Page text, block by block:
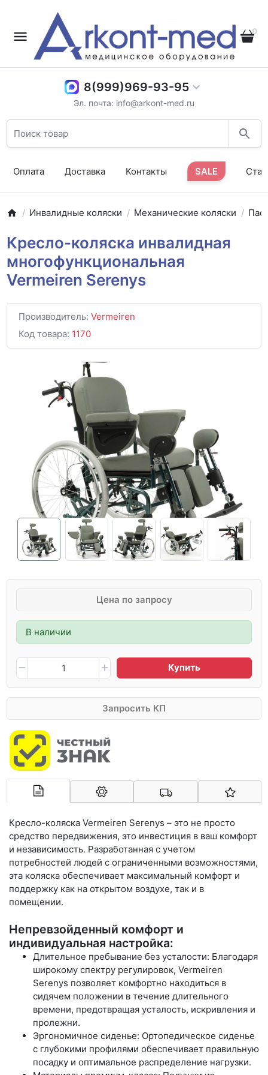
0
8(999)969-93-95
Эл. почта: info@arkont-med.ru
Оплата Доставка Контакты SALE
Инвалидные коляски Механические коляски
Кресло-коляска инвалидная
многофункциональная
Vermeiren Serenys
Производитель: Vermeiren
Код товара: 1170
Цена по запросу
В наличии
Купить
Запросить КП
Арконт-Мед
Кресло-коляска Vermeiren Serenys – это не просто
средство передвижения, это инвестиция в ваш комфорт
и независимость. Разработанная с учетом
потребностей людей с ограниченными возможностями,
эта коляска обеспечивает максимальный комфорт и
поддержку как на открытом воздухе, так и в
помещении.
Непревзойденный комфорт и
индивидуальная настройка:
Длительное пребывание без усталости: Благодаря
широкому спектру регулировок, Vermeiren
Serenys позволяет комфортно находиться в
сидячем положении в течение длительного
времени, предотвращая усталость, искривления и
пролежни.
Эргономичное сиденье: Ортопедическое сиденье
с глубокими профилями обеспечивает правильную
посадку и оптимальное распределение нагрузки.